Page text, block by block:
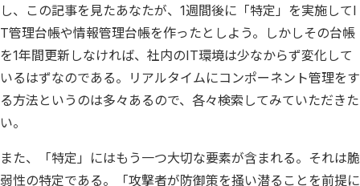
し、この記事を見たあなたが、1週間後に「特定」を実施してI
T管理台帳や情報管理台帳を作ったとしよう。しかしその台帳
を1年間更新しなければ、社内のIT環境は少なからず変化して
いるはずなのである。リアルタイムにコンポーネント管理をす
る方法というのは多々あるので、各々検索してみていただきた
い。
また、「特定」にはもう一つ大切な要素が含まれる。それは脆
弱性の特定である。「攻撃者が防御策を掻い潜ることを前提に